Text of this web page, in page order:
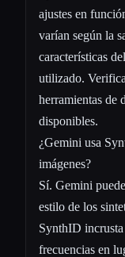
ajustes en
varían según la
características
utilizado.
herramientas de
disponibles.
¿Gemini usa
imágenes?
Sí. Gemini
estilo de los
SynthID incrusta
frecuencias en